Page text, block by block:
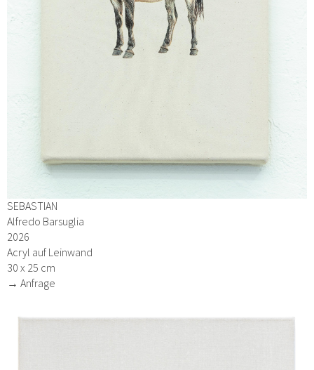
SEBASTIAN
Alfredo Barsuglia
2026
Acryl auf Leinwand
30 x 25 cm
→ Anfrage